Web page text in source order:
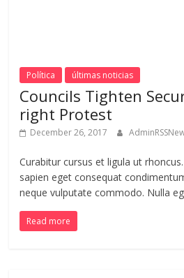
Política últimas noticias
Councils Tighten
right Protest
December 26, 2017
Curabitur cursus et ligula ut
sapien eget consequat
neque vulputate commodo. Nulla
Read more